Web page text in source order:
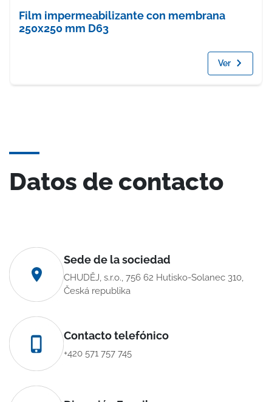
Film impermeabilizante con membrana
250x250 mm D63
Ver
Datos de contacto
Sede de la sociedad
CHUDĚJ, s.r.o., 756 62 Hutisko-Solanec 310,
Česká republika
Contacto telefónico
+420 571 757 745